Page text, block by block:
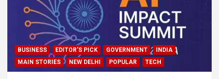
BUSINESS EDITOR'S PICK GOVERNMENT
INDIA
MAIN STORIES
NEW DELHI POPULAR TECH